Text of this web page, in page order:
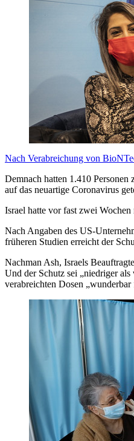
Nach Verabreichung von
Demnach hatten 1.410
auf das neuartige Coronavirus
Israel hatte vor fast zwei
Nach Angaben des US-
früheren Studien erreicht der
Nachman Ash, Israels
Und der Schutz sei „niedriger
verabreichten Dosen